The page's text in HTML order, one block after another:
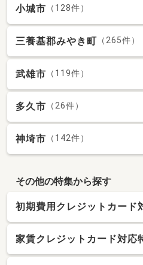
小城市 （128件）
三養基郡みやき町 （265件）
武雄市 （119件）
多久市 （26件）
神埼市 （142件）
その他の特集から探す
初期費用クレジットカード
家賃クレジットカード対応